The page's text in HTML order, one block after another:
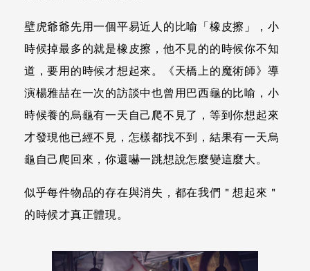
壁虎爺爺先用一個平易近人的比喻「橡皮擦」，小
時候掉最多的就是橡皮擦，他不見的的時候你不知
道，要用的時候才想起來。《天橋上的魔術師》導
演楊雅喆在一次的訪談中也曾用巴西龜的比喻，小
時候養的烏龜有一天自己爬不見了，等到你想起來
才發現他已經不見，怎樣都找不到，結果有一天烏
龜自己爬回來，你還嚇一跳想說怎麼變這麼大。
似乎每件物品的存在與消失，都在我們＂想起來＂
的時候才真正體現。